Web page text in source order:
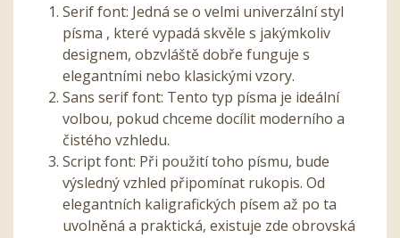
Serif font: Jedná se o velmi univerzální styl
písma , které vypadá skvěle s jakýmkoliv
designem, obzvláště dobře funguje s
elegantními nebo klasickými vzory.
Sans serif font: Tento typ písma je ideální
volbou, pokud chceme docílit moderního a
čistého vzhledu.
Script font: Při použití toho písmu, bude
výsledný vzhled připomínat rukopis. Od
elegantních kaligrafických písem až po ta
uvolněná a praktická, existuje zde obrovská